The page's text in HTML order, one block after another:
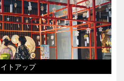
トアップ